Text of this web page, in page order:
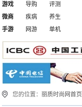
游戏
导购 评测
微商
疾病
养生
手游
网游 单机
您的位置： 丽质时尚网首页